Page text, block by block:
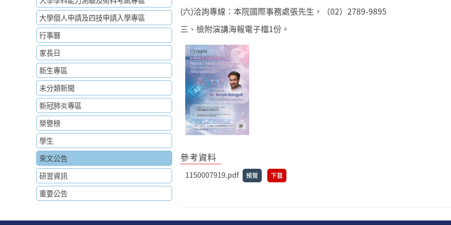
大學個人申請及四技申請入學專區
行事曆
家長日
新生專區
未分類新聞
新冠肺炎專區
榮譽榜
學生
來文公告
研習資訊
重要公告
(六)洽詢專線：本院國際事務處張先生，（02）2789-9895
三、檢附演講海報電子檔1份。
參考資料
1150007919.pdf 預覽 下載